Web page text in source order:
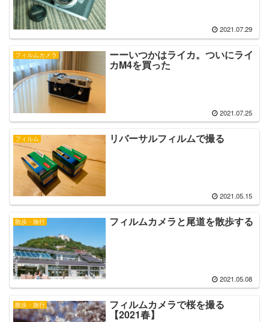
2021.07.29
フィルムカメラ ーーいつかはライカ。ついにライ
カM4を買った
2021.07.25
フィルム リバーサルフィルムで撮る
2021.05.15
散歩・旅行 フィルムカメラと尾道を散歩する
2021.05.08
散歩・旅行 フィルムカメラで桜を撮る
【2021春】